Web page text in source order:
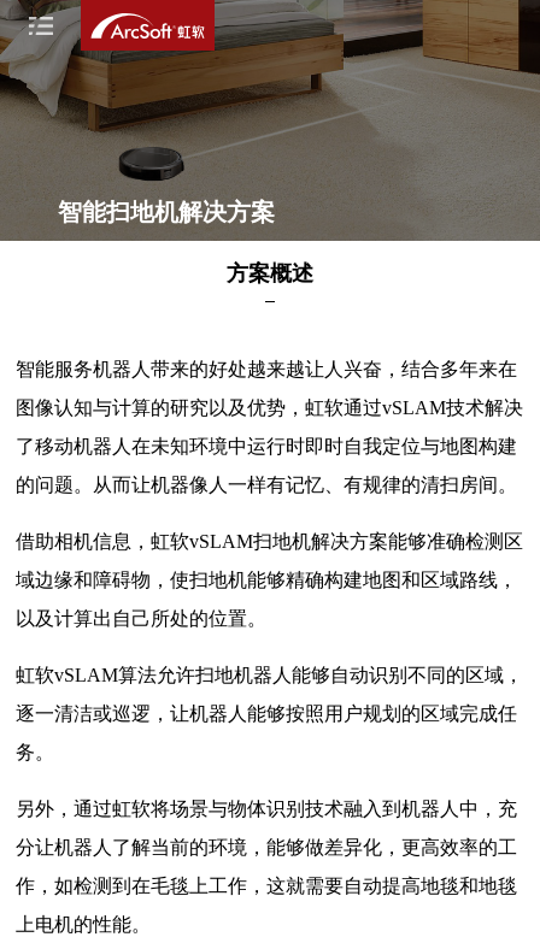
智能扫地机解决方案
方案概述
智能服务机器人带来的好处越来越让人兴奋，结合多年来在
图像认知与计算的研究以及优势，虹软通过vSLAM技术解决
了移动机器人在未知环境中运行时即时自我定位与地图构建
的问题。从而让机器像人一样有记忆、有规律的清扫房间。
借助相机信息，虹软vSLAM扫地机解决方案能够准确检测区
域边缘和障碍物，使扫地机能够精确构建地图和区域路线，
以及计算出自己所处的位置。
虹软vSLAM算法允许扫地机器人能够自动识别不同的区域，
逐一清洁或巡逻，让机器人能够按照用户规划的区域完成任
务。
另外，通过虹软将场景与物体识别技术融入到机器人中，充
分让机器人了解当前的环境，能够做差异化，更高效率的工
作，如检测到在毛毯上工作，这就需要自动提高地毯和地毯
上电机的性能。